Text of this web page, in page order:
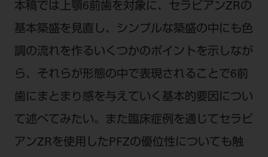
本稿では上顎6前歯を対象に、セラビアンZRの
基本築盛を見直し、シンプルな築盛の中にも色
調の流れを作るいくつかのポイントを示しなが
ら、それらが形態の中で表現されることで6前
歯にまとまり感を与えていく基本的要因につい
て述べてみたい。また臨床症例を通じてセラビ
アンZRを使用したPFZの優位性についても触